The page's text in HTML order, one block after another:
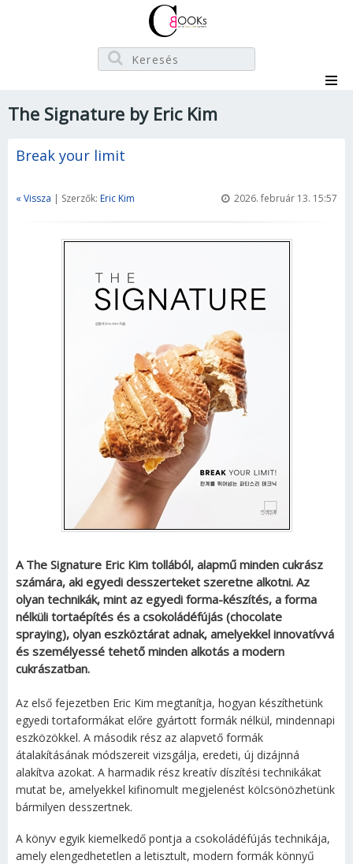
The Signature by Eric Kim
Break your limit
« Vissza | Szerzők: Eric Kim 2026. február 13. 15:57
A The Signature Eric Kim tollából, alapmű minden cukrász
számára, aki egyedi desszerteket szeretne alkotni. Az
olyan technikák, mint az egyedi forma-készítés, a forma
nélküli tortaépítés és a csokoládéfújás (chocolate
spraying), olyan eszköztárat adnak, amelyekkel innovatívvá
és személyessé tehető minden alkotás a modern
cukrászatban.
Az első fejezetben Eric Kim megtanítja, hogyan készíthetünk
egyedi tortaformákat előre gyártott formák nélkül, mindennapi
eszközökkel. A második rész az alapvető formák
átalakításának módszereit vizsgálja, eredeti, új dizájnná
alakítva azokat. A harmadik rész kreatív díszítési technikákat
mutat be, amelyekkel kifinomult megjelenést kölcsönözhetünk
bármilyen desszertnek.
A könyv egyik kiemelkedő pontja a csokoládéfújás technikája,
amely elengedhetetlen a letisztult, modern formák könnyű